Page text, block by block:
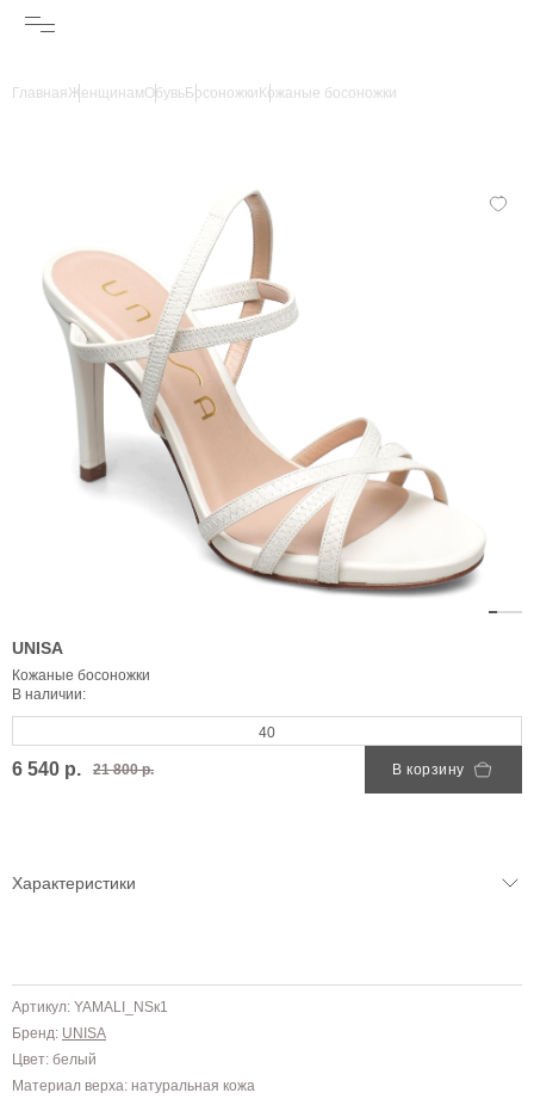
ГлавнаяЖенщинамОбувьБосоножки Кожаные босоножки
UNISA
Кожаные босоножки
В наличии:
40
6 540 р. 21 800 р. В корзину
Характеристики
Артикул: YAMALI_NSк1
Бренд: UNISA
Цвет: белый
Материал верха: натуральная кожа